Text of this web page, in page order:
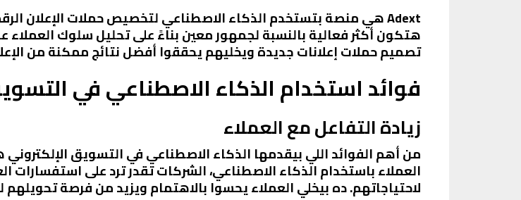
هتكون أكثر فعالية بالنسبة لجمهور معين بناءً على تحليل سلوك العملاء
تصميم حملات إعلانات جديدة ويخليهم يحققوا أفضل نتائج ممكنة من
فوائد استخدام الذكاء الاصطناعي في
زيادة التفاعل مع العملاء
من أهم الفوائد اللي بيقدمها الذكاء الاصطناعي في التسويق
العملاء باستخدام الذكاء الاصطناعي، الشركات تقدر ترد على
لاحتياجاتهم. ده بيخلي العملاء يحسوا بالاهتمام ويزيد من فرصة تحويلهم